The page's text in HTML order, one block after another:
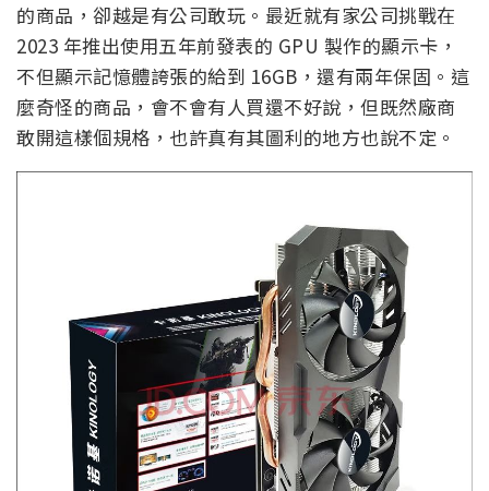
的商品，卻越是有公司敢玩。最近就有家公司挑戰在
2023 年推出使用五年前發表的 GPU 製作的顯示卡，
不但顯示記憶體誇張的給到 16GB，還有兩年保固。這
麼奇怪的商品，會不會有人買還不好說，但既然廠商
敢開這樣個規格，也許真有其圖利的地方也說不定。